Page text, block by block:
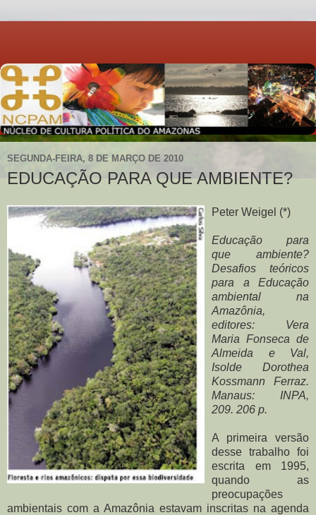
SEGUNDA-FEIRA, 8 DE MARÇO DE 2010
EDUCAÇÃO PARA QUE AMBIENTE?
Peter Weigel (*)
Educação para
que ambiente?
Desafios teóricos
para a Educação
ambiental na
Amazônia,
editores: Vera
Maria Fonseca de
Almeida e Val,
Isolde Dorothea
Kossmann Ferraz.
Manaus: INPA,
209. 206 p.
A primeira versão
desse trabalho foi
escrita em 1995,
quando as
preocupações
ambientais com a Amazônia estavam inscritas na agenda